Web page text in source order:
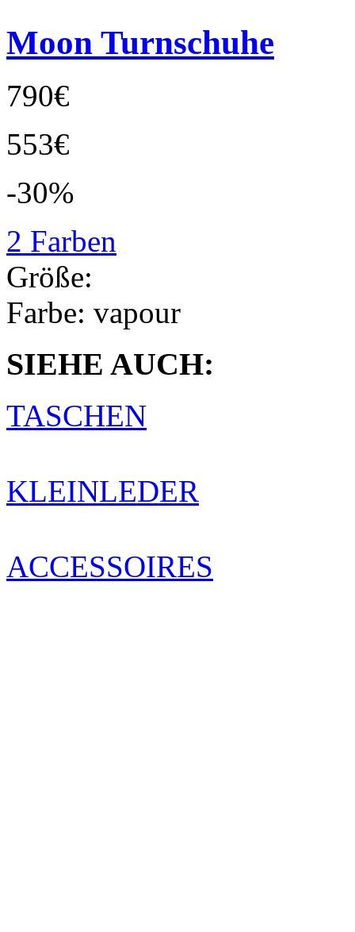
Moon Turnschuhe
790€
553€
-30%
2 Farben
Größe:
Farbe: vapour
SIEHE AUCH:
TASCHEN
KLEINLEDER
ACCESSOIRES